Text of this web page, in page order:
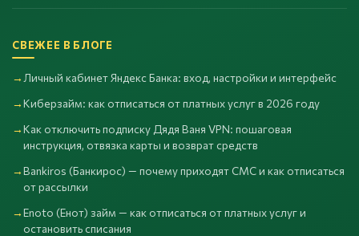
СВЕЖЕЕ В БЛОГЕ
Личный кабинет Яндекс Банка: вход, настройки и интерфейс
Киберзайм: как отписаться от платных услуг в 2026 году
Как отключить подписку Дядя Ваня VPN: пошаговая
инструкция, отвязка карты и возврат средств
Bankiros (Банкирос) — почему приходят СМС и как отписаться
от рассылки
Enoto (Енот) займ — как отписаться от платных услуг и
остановить списания